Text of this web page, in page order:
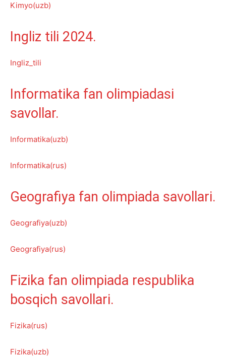
Kimyo(uzb)
Ingliz tili 2024.
Ingliz_tili
Informatika fan olimpiadasi
savollar.
Informatika(uzb)
Informatika(rus)
Geografiya fan olimpiada savollari.
Geografiya(uzb)
Geografiya(rus)
Fizika fan olimpiada respublika
bosqich savollari.
Fizika(rus)
Fizika(uzb)